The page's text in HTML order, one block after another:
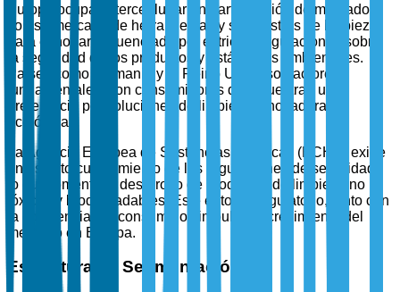
Europa ocupa el tercer lugar en participación de mercado
con su mercado de herramientas y suministros de limpieza
para el hogar, influenciado por estrictas regulaciones sobre
la seguridad de los productos y estándares ambientales.
Países como Alemania y el Reino Unido son actores
fundamentales, con consumidores que muestran una
preferencia por soluciones de limpieza innovadoras y
ecológicas.
La Agencia Europea de Sustancias Químicas (ECHA) exige
un estricto cumplimiento de las regulaciones de seguridad,
lo que fomenta el desarrollo de productos de limpieza no
tóxicos y biodegradables. Este entorno regulatorio, junto con
la conciencia del consumidor, impulsa el crecimiento del
mercado en Europa.
Estructura de Segmentación